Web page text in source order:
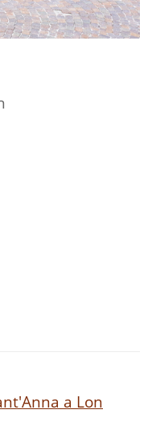
a Lon